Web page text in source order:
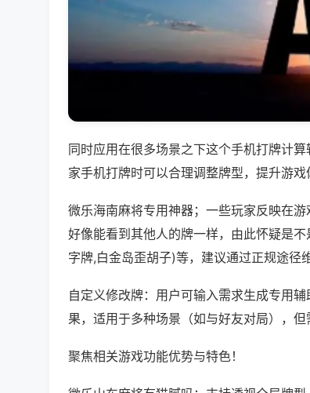
同时应用在很多场景之下这个手机打牌计
家手机打牌时可以合理调整牌型，提升游戏
微乐海南麻将专用神器；一些玩家反映在
好像能看到其他人的牌一样，由此怀疑是
字牌,白金岛歪胡子)等，建议通过正规途径
自定义修改牌：用户可输入需求生成专用
果，适用于多种场景（如与好友对局），但
聚焦相关游戏功能优势与特色！